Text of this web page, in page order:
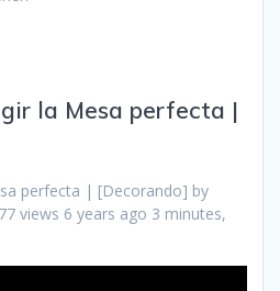
la Mesa perfecta |
perfecta | [Decorando] by
views 6 years ago 3 minutes,